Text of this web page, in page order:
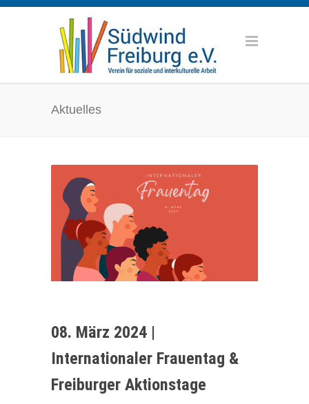
Aktuelles
08. März 2024 |
Internationaler Frauentag &
Freiburger Aktionstage